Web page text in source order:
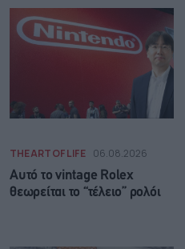
THE ART OF LIFE 06.08.2026
Αυτό το vintage Rolex
θεωρείται το “τέλειο” ρολόι